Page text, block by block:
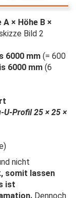
A × Höhe B ×
Bild 2
6000 mm (= 600
6000 mm (6
U-Profil 25 × 25 ×
nicht
somit lassen
ist
Dennoch